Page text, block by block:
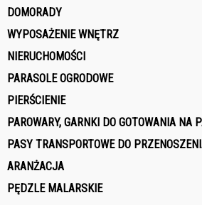
DOMORADY
WYPOSAŻENIE WNĘTRZ
NIERUCHOMOŚCI
PARASOLE OGRODOWE
PIERŚCIENIE
PAROWARY, GARNKI DO GOTOWANIA NA
PASY TRANSPORTOWE DO
ARANŻACJA
PĘDZLE MALARSKIE